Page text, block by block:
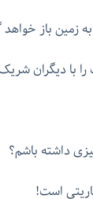
زمین باز
را با دیگران
داشته باشم؟
است!